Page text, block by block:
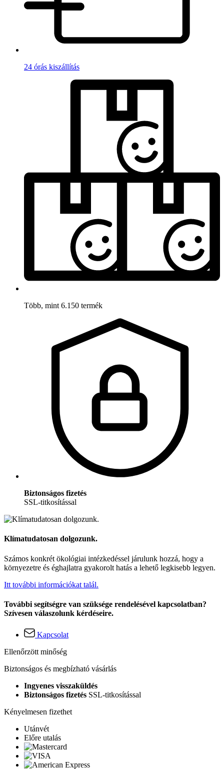
24 órás kiszállítás
Több, mint 6.150 termék
Biztonságos fizetés
SSL-titkosítással
Klímatudatosan dolgozunk.
Számos konkrét ökológiai intézkedéssel járulunk hozzá, hogy a
környezetre és éghajlatra gyakorolt hatás a lehető legkisebb legyen.
Itt további információkat talál.
További segítségre van szüksége rendelésével kapcsolatban?
Szívesen válaszolunk kérdéseire.
Kapcsolat
Ellenőrzött minőség
Biztonságos és megbízható vásárlás
Ingyenes visszaküldés
Biztonságos fizetés SSL-titkosítással
Kényelmesen fizethet
Utánvét
Előre utalás